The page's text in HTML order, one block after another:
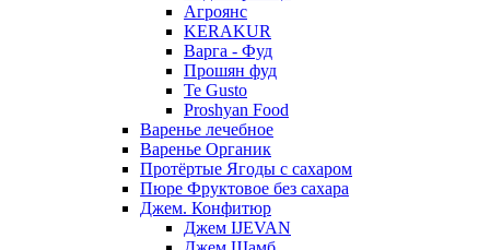
Агроянс
KERAKUR
Варга - Фуд
Прошян фуд
Te Gusto
Proshyan Food
Варенье лечебное
Варенье Органик
Протёртые Ягоды с сахаром
Пюре Фруктовое без сахара
Джем. Конфитюр
Джем IJEVAN